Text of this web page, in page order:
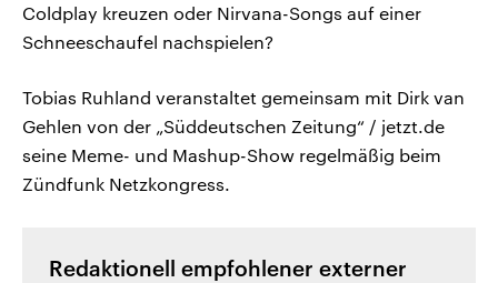
Coldplay kreuzen oder Nirvana-Songs auf einer
Schneeschaufel nachspielen?
Tobias Ruhland veranstaltet gemeinsam mit Dirk van
Gehlen von der „Süddeutschen Zeitung“ / jetzt.de
seine Meme- und Mashup-Show regelmäßig beim
Zündfunk Netzkongress.
Redaktionell empfohlener externer